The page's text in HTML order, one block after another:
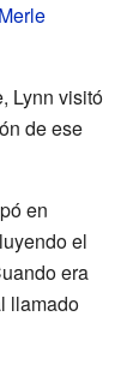
Merle
Lynn visitó
de ese
en
el
era
llamado